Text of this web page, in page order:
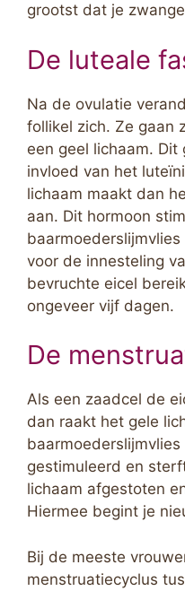
grootst dat je
De luteale
Na de ovulatie
follikel zich. Ze gaan
een geel lichaam.
invloed van het
lichaam maakt dan
aan. Dit hormoon
voor de innesteling
bevruchte eicel
ongeveer vijf dagen.
De
Als een zaadcel de
dan raakt het gele
gestimuleerd en
lichaam afgestoten
Hiermee begint je
Bij de meeste
menstruatiecyclus